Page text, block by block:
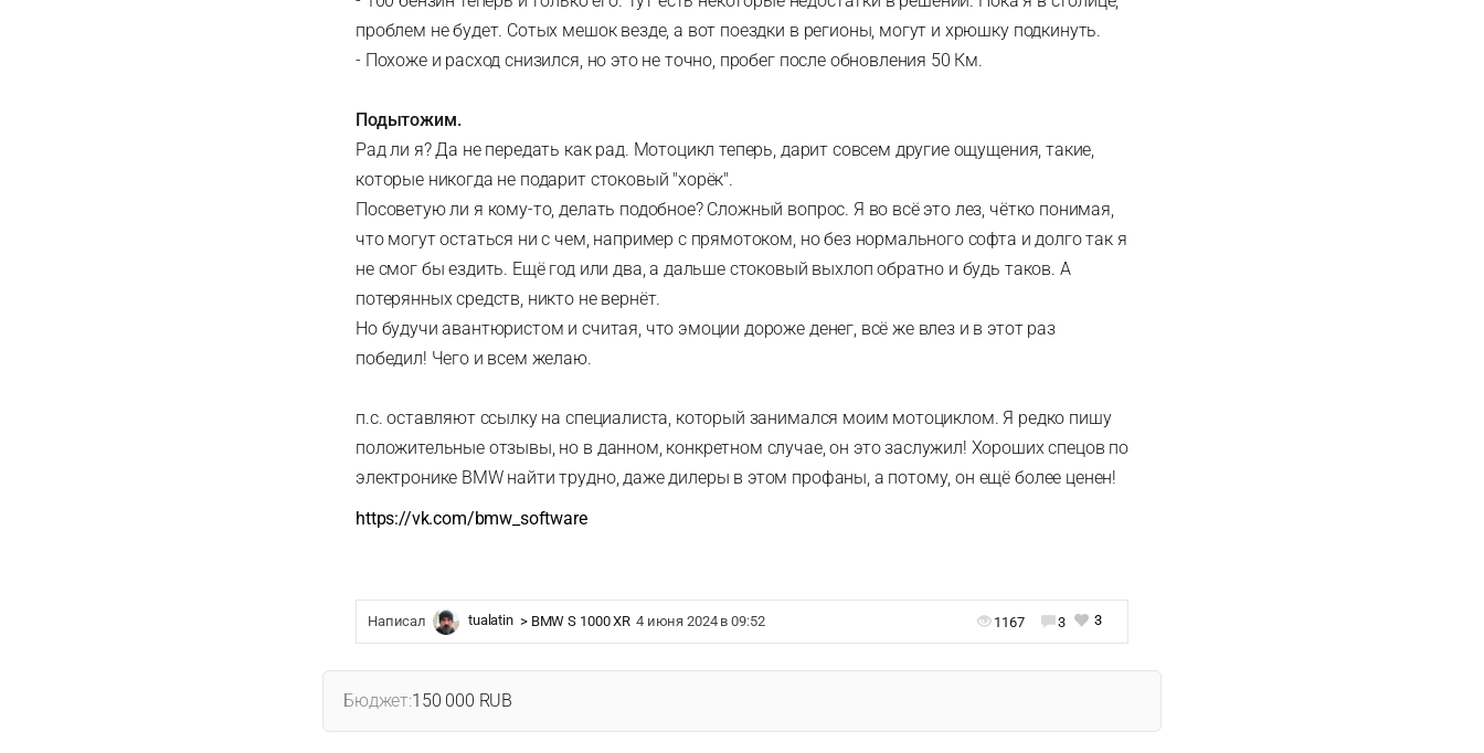
проблем не будет. Сотых мешок везде, а вот поездки в регионы, могут и хрюшку подкинуть.
- Похоже и расход снизился, но это не точно, пробег после обновления 50 Км.
Подытожим.
Рад ли я? Да не передать как рад. Мотоцикл теперь, дарит совсем другие ощущения, такие,
которые никогда не подарит стоковый "хорёк".
Посоветую ли я кому-то, делать подобное? Сложный вопрос. Я во всё это лез, чётко понимая,
что могут остаться ни с чем, например с прямотоком, но без нормального софта и долго так я
не смог бы ездить. Ещё год или два, а дальше стоковый выхлоп обратно и будь таков. А
потерянных средств, никто не вернёт.
Но будучи авантюристом и считая, что эмоции дороже денег, всё же влез и в этот раз
победил! Чего и всем желаю.
п.с. оставляют ссылку на специалиста, который занимался моим мотоциклом. Я редко пишу
положительные отзывы, но в данном, конкретном случае, он это заслужил! Хороших спецов по
электронике BMW найти трудно, даже дилеры в этом профаны, а потому, он ещё более ценен!
https://vk.com/bmw_software
Написал tualatin > BMW S 1000 XR 4 июня 2024 в 09:52 1167 3 3
Бюджет:150 000 RUB